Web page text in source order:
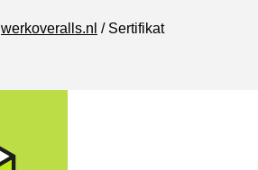
werkoveralls.nl Sertifikat